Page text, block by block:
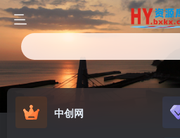
中创网